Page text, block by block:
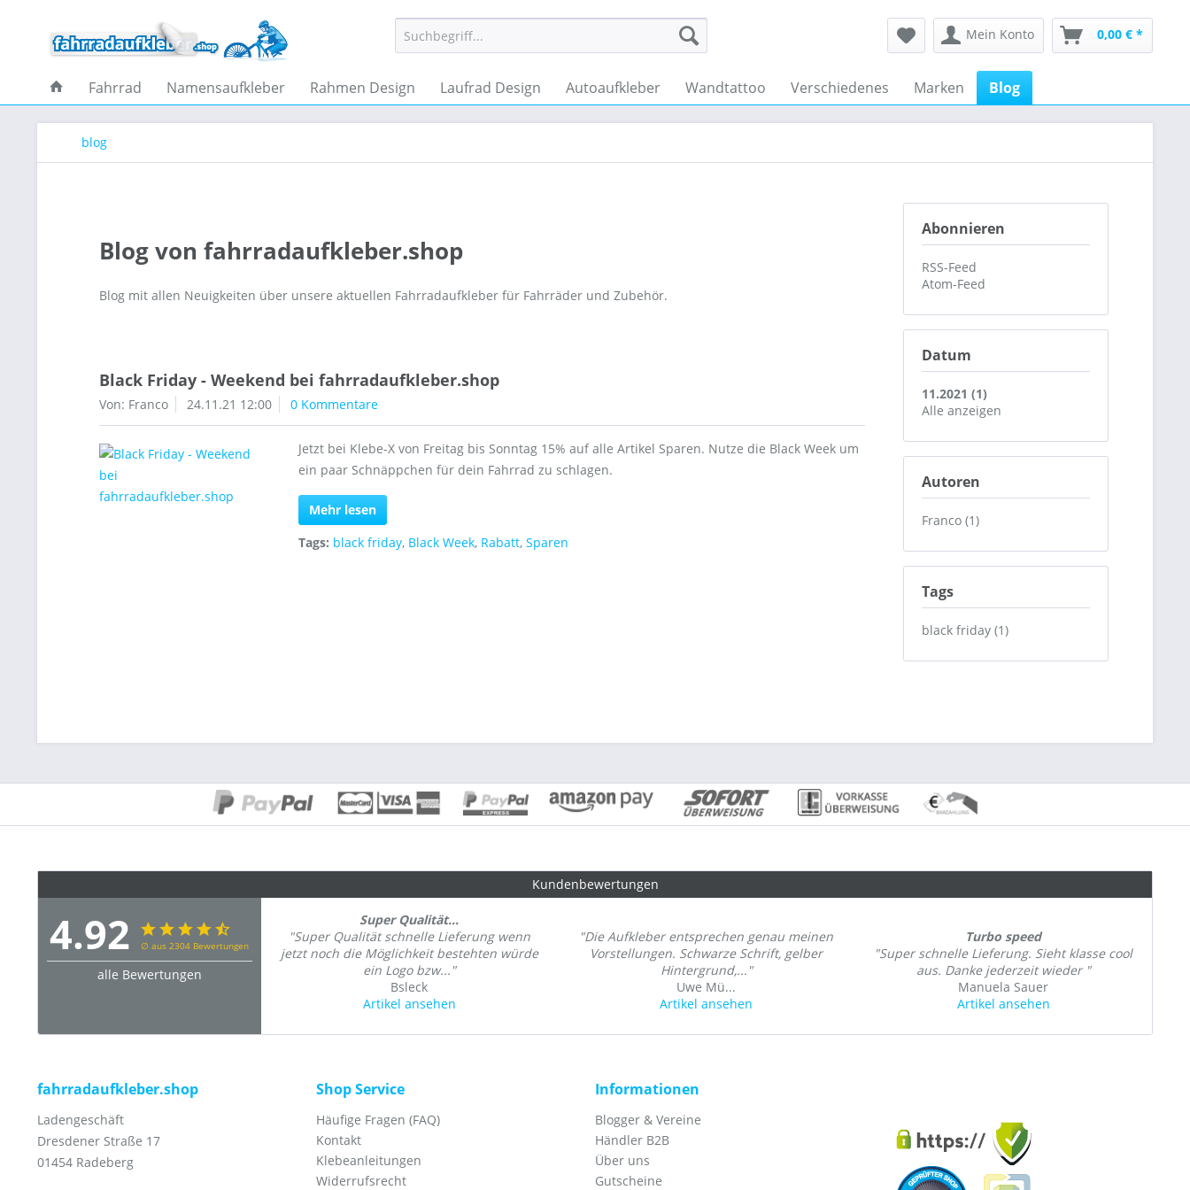
Mein Konto 0,00 € *
Fahrrad Namensaufkleber Rahmen Design Laufrad Design Autoaufkleber Wandtattoo Verschiedenes Marken Blog
blog
Abonnieren
RSS-Feed
Atom-Feed
Datum
11.2021 (1)
Alle anzeigen
Autoren
Franco (1)
Tags
black friday (1)
Blog von fahrradaufkleber.shop
Blog mit allen Neuigkeiten über unsere aktuellen Fahrradaufkleber für Fahrräder und Zubehör.
Black Friday - Weekend bei fahrradaufkleber.shop
Von: Franco 24.11.21 12:00 0 Kommentare
Jetzt bei Klebe-X von Freitag bis Sonntag 15% auf alle Artikel Sparen. Nutze die Black Week um
ein paar Schnäppchen für dein Fahrrad zu schlagen.
Mehr lesen
Tags: black friday, Black Week, Rabatt, Sparen
Kundenbewertungen
4.92∅ aus 2304 Bewertungen
alle Bewertungen
Super Qualität...
"Super Qualität schnelle Lieferung wenn
jetzt noch die Möglichkeit bestehten würde
ein Logo bzw..."
Bsleck
Artikel ansehen
"Die Aufkleber entsprechen genau meinen
Vorstellungen. Schwarze Schrift, gelber
Hintergrund,..."
Uwe Mü...
Artikel ansehen
Turbo speed
"Super schnelle Lieferung. Sieht klasse cool
aus. Danke jederzeit wieder "
Manuela Sauer
Artikel ansehen
fahrradaufkleber.shop
Ladengeschäft
Dresdener Straße 17
01454 Radeberg
Shop Service
Häufige Fragen (FAQ)
Kontakt
Klebeanleitungen
Widerrufsrecht
Informationen
Blogger & Vereine
Händler B2B
Über uns
Gutscheine